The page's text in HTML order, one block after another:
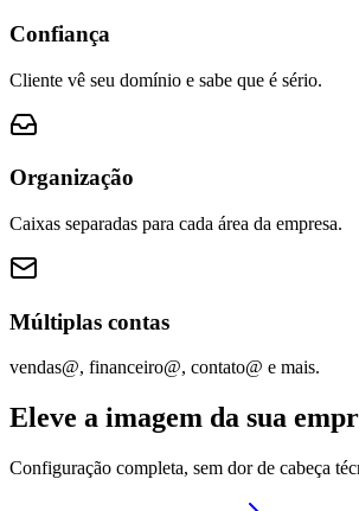
Confiança
Cliente vê seu domínio e sabe que é sério.
Organização
Caixas separadas para cada área da empresa.
Múltiplas contas
vendas@, financeiro@, contato@ e mais.
Eleve a imagem da sua
Configuração completa, sem dor de cabeça